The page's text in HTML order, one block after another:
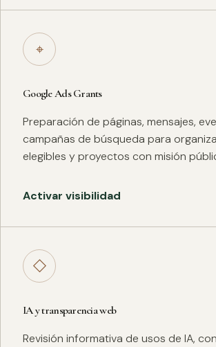
⌖
Google Ads Grants
Preparación de páginas, mensajes,
campañas de búsqueda para
elegibles y proyectos con misión
Activar visibilidad
◇
IA y transparencia web
Revisión informativa de usos de IA,